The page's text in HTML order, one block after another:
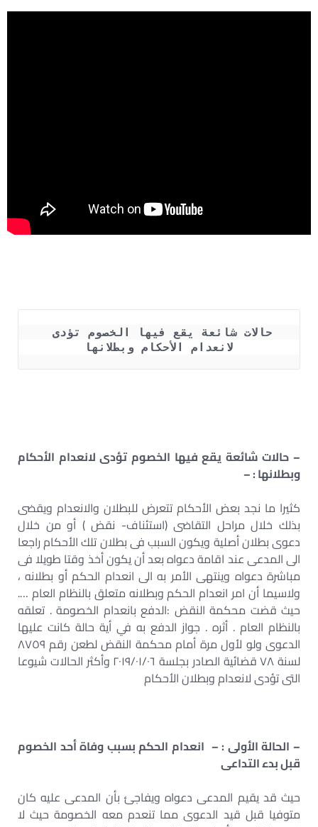
لانعدام الأحكام وبطلانها
– حالات شائعة يقع فيها الخصوم تؤدى لانعدام الأحكام
وبطلانها : –
كثيرا ما نجد بعض الأحكام تتعرض للبطلان والانعدام ويقضى
بذلك خلال مراحل التقاضى (استئناف- نقض ) أو من خلال
دعوى بطلان أصلية ويكون السبب فى بطلان تلك الأحكام راجعا
الى المدعى عند اقامة دعواه بعد أن يكون أخذ وقتا طويلا فى
مباشرة دعواه وينتهى الأمر به الى انعدام الحكم أو بطلانه ،
ولاسيما أن امر انعدام الحكم وبطلانه متعلق بالنظام العام ….
حيث قضت محكمة النقض :الدفع بانعدام الخصومة . تعلقه
بالنظام العام . أثره . جواز الدفع به في أية حالة كانت عليها
الدعوى ولو لأول مرة أمام محكمة النقض لطعن رقم ٨٧٥٩
لسنة ٧٨ قضائية الصادر بجلسة ٢٠١٩/٠١/٠٦ وأكثر الحالات شيوعا
التى تؤدى لانعدام وبطلان الأحكام
– الحالة الأولى : – انعدام الحكم بسبب وفاة أحد الخصوم
قبل بدء التداعى
حيث قد يقيم المدعى دعواه ويفاجئ بأن المدعى عليه كان
متوفيا قبل قيد الدعوى مما تنعدم معه الخصومة حيث لا